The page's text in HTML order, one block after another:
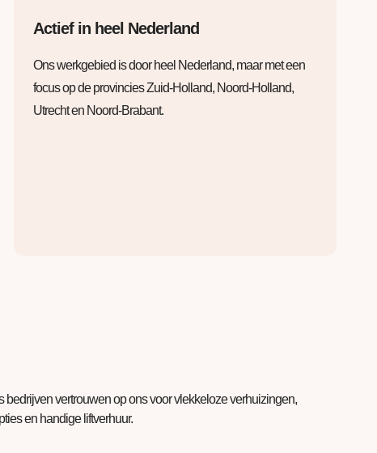
Actief in heel Nederland
Ons werkgebied is door heel Nederland, maar met een
focus op de provincies Zuid-Holland, Noord-Holland,
Utrecht en Noord-Brabant.
bedrijven vertrouwen op ons voor vlekkeloze verhuizingen,
en handige liftverhuur.